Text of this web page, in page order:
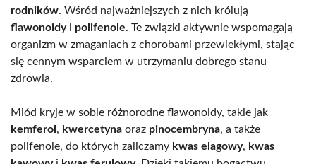
rodników. Wśród najważniejszych z nich królują
flawonoidyi polifenole. Te związki aktywnie wspomagają
organizm w zmaganiach z chorobami przewlekłymi, stając
się cennym wsparciem w utrzymaniu dobrego stanu
zdrowia.
Miód kryje w sobie różnorodne flawonoidy, takie jak
kemferol , kwercetyna oraz pinocembryna, a także
polifenole, do których zaliczamy kwas elagowy, kwas